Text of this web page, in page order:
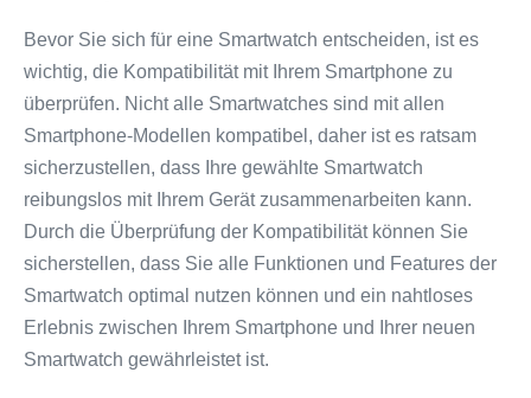
Bevor Sie sich für eine Smartwatch entscheiden, ist es
wichtig, die Kompatibilität mit Ihrem Smartphone zu
überprüfen. Nicht alle Smartwatches sind mit allen
Smartphone-Modellen kompatibel, daher ist es ratsam
sicherzustellen, dass Ihre gewählte Smartwatch
reibungslos mit Ihrem Gerät zusammenarbeiten kann.
Durch die Überprüfung der Kompatibilität können Sie
sicherstellen, dass Sie alle Funktionen und Features der
Smartwatch optimal nutzen können und ein nahtloses
Erlebnis zwischen Ihrem Smartphone und Ihrer neuen
Smartwatch gewährleistet ist.